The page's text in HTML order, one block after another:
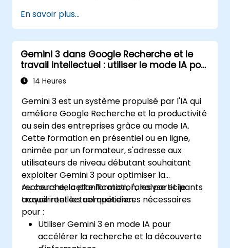
En savoir plus...
Gemini 3 dans Google Recherche et le
travail intellectuel : utiliser le mode IA pour
booster votre productivité
14 Heures
Gemini 3 est un système propulsé par l'IA qui
améliore Google Recherche et la productivité
au sein des entreprises grâce au mode IA.
Cette formation en présentiel ou en ligne,
animée par un formateur, s'adresse aux
utilisateurs de niveau débutant souhaitant
exploiter Gemini 3 pour optimiser la
recherche, la planification, l'analyse et le
travail intellectuel quotidien.
Au cours de cette formation, les participants
acquerront les compétences nécessaires
pour :
Utiliser Gemini 3 en mode IA pour
accélérer la recherche et la découverte